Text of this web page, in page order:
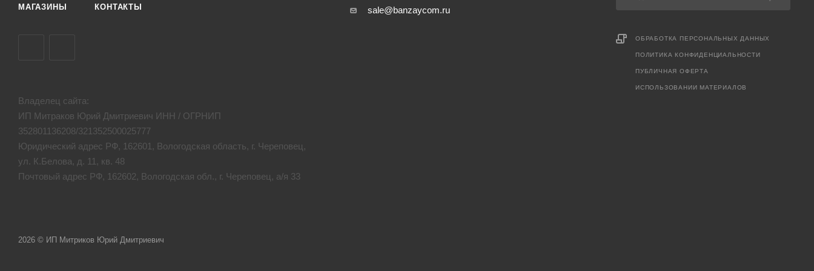
МАГАЗИНЫ КОНТАКТЫ
Владелец сайта:
ИП Митраков Юрий Дмитриевич ИНН / ОГРНИП
352801136208/321352500025777
Юридический адрес РФ, 162601, Вологодская область, г. Череповец,
ул. К.Белова, д. 11, кв. 48
Почтовый адрес РФ, 162602, Вологодская обл., г. Череповец, а/я 33
sale@banzaycom.ru
ОБРАБОТКА ПЕРСОНАЛЬНЫХ ДАННЫХ
ПОЛИТИКА КОНФИДЕНЦИАЛЬНОСТИ
ПУБЛИЧНАЯ ОФЕРТА
ИСПОЛЬЗОВАНИИ МАТЕРИАЛОВ
2026 © ИП Митриков Юрий Дмитриевич